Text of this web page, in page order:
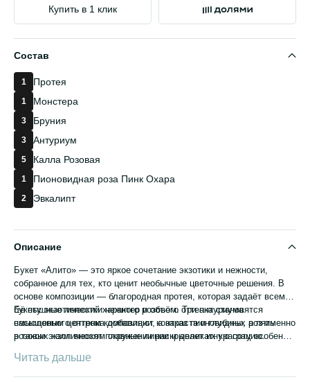
Купить в 1 клик
Состав
1 Протея
1 Монстера
3 Бруния
3 Антуриум
5 Калла Розовая
1 Пионовидная роза Пинк Охара
2 Эвкалипт
Описание
Букет «Алито» — это яркое сочетание экзотики и нежности,
собранное для тех, кто ценит необычные цветочные решения. В
основе композиции — благородная протея, которая задаёт всему
букету экзотический характер и объём. Три антуриума
насыщенного оттенка добавляют контраста и глубины, а пять
розовых калл вносят плавные линии и деликатную грацию.
— если вы искали, где купить пионовидные розы для по-
настоящему стильного букета, «Алито» станет отличным
Её пышные лепестки нежного розового оттенка становятся
смысловым центром композиции, а заказ пионовидных роз именно
в таком экзотическом окружении раскрывает их красоту особенно
Читать дальше